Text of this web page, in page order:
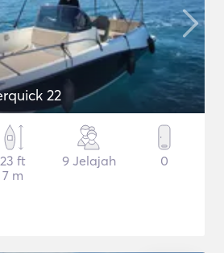
22
23 ft
7 m
9 Jelajah 0